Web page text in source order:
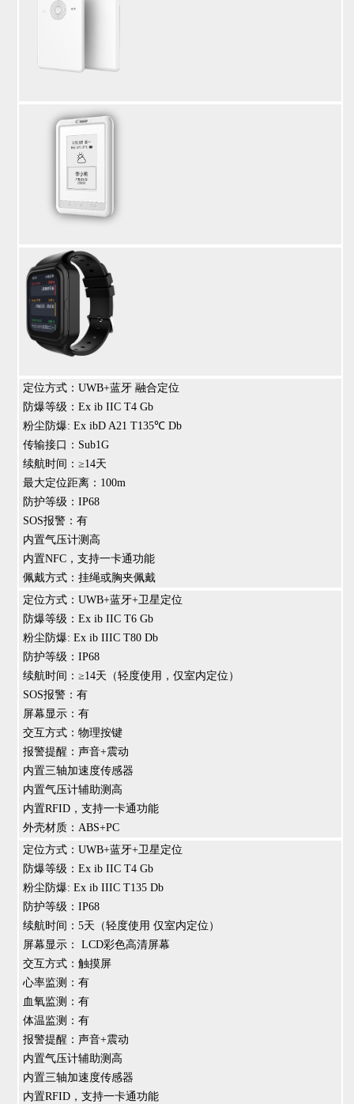
定位方式：UWB+蓝牙 融合定位
防爆等级：Ex ib IIC T4 Gb
粉尘防爆: Ex ibD A21 T135℃ Db
传输接口：Sub1G
续航时间：≥14天
最大定位距离：100m
防护等级：IP68
SOS报警：有
内置气压计测高
内置NFC，支持一卡通功能
佩戴方式：挂绳或胸夹佩戴
定位方式：UWB+蓝牙+卫星定位
防爆等级：Ex ib IIC T6 Gb
粉尘防爆: Ex ib IIIC T80 Db
防护等级：IP68
续航时间：≥14天（轻度使用，仅室内定位）
SOS报警：有
屏幕显示：有
交互方式：物理按键
报警提醒：声音+震动
内置三轴加速度传感器
内置气压计辅助测高
内置RFID，支持一卡通功能
外壳材质：ABS+PC
定位方式：UWB+蓝牙+卫星定位
防爆等级：Ex ib IIC T4 Gb
粉尘防爆: Ex ib IIIC T135 Db
防护等级：IP68
续航时间：5天（轻度使用 仅室内定位）
屏幕显示： LCD彩色高清屏幕
交互方式：触摸屏
心率监测：有
血氧监测：有
体温监测：有
报警提醒：声音+震动
内置气压计辅助测高
内置三轴加速度传感器
内置RFID，支持一卡通功能